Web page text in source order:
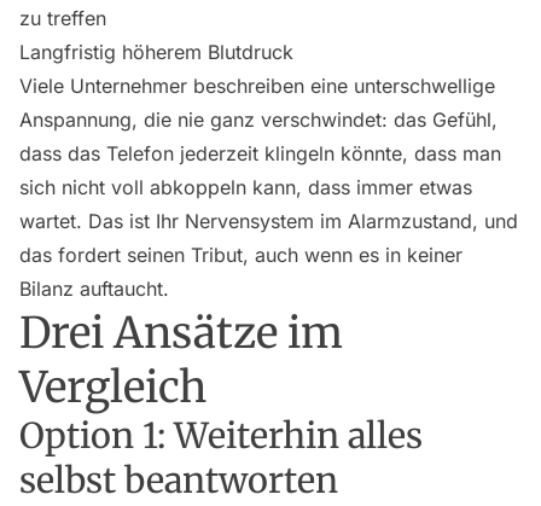
zu treffen
Langfristig höherem Blutdruck
Viele Unternehmer beschreiben eine unterschwellige
Anspannung, die nie ganz verschwindet: das Gefühl,
dass das Telefon jederzeit klingeln könnte, dass man
sich nicht voll abkoppeln kann, dass immer etwas
wartet. Das ist Ihr Nervensystem im Alarmzustand, und
das fordert seinen Tribut, auch wenn es in keiner
Bilanz auftaucht.
Drei Ansätze im
Vergleich
Option 1: Weiterhin alles
selbst beantworten